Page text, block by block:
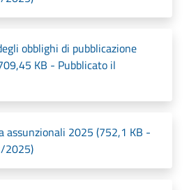
obblighi di pubblicazione
KB - Pubblicato il
assunzionali 2025 (752,1 KB -
2025)